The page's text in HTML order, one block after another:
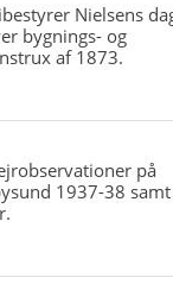
Nielsens
bygnings- og
af 1873.
på
1937-38 samt